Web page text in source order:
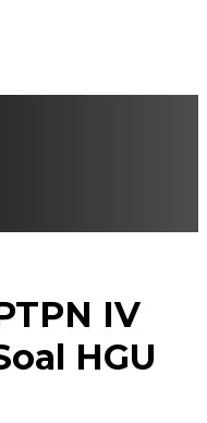
IV
HGU